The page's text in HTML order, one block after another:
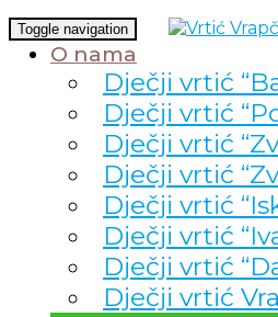
Toggle navigation
O nama
Dječji vrtić
Dječji vrtić
Dječji vrtić
Dječji vrtić
Dječji vrtić
Dječji vrtić
Dječji vrtić
Dječji vrtić